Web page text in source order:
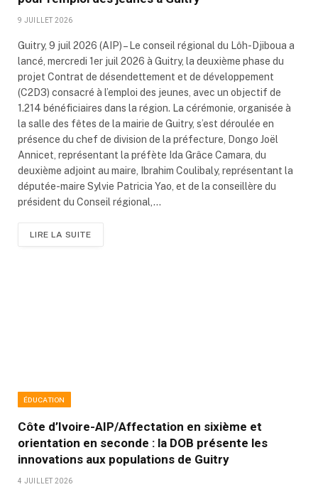
9 JUILLET 2026
Guitry, 9 juil 2026 (AIP) – Le conseil régional du Lôh-Djiboua a
lancé, mercredi 1er juil 2026 à Guitry, la deuxième phase du
projet Contrat de désendettement et de développement
(C2D3) consacré à l’emploi des jeunes, avec un objectif de
1.214 bénéficiaires dans la région. La cérémonie, organisée à
la salle des fêtes de la mairie de Guitry, s’est déroulée en
présence du chef de division de la préfecture, Dongo Joël
Annicet, représentant la préfète Ida Grâce Camara, du
deuxième adjoint au maire, Ibrahim Coulibaly, représentant la
députée-maire Sylvie Patricia Yao, et de la conseillère du
président du Conseil régional,…
LIRE LA SUITE
ÉDUCATION
Côte d’Ivoire-AIP/Affectation en sixième et
orientation en seconde : la DOB présente les
innovations aux populations de Guitry
4 JUILLET 2026